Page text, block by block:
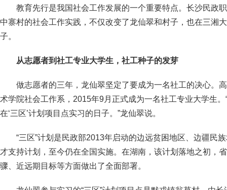
教育先行是我国社会工作发展的一个重要特点。长沙民政
中寨村的社会工作实践，不仅改变了龙仙翠和村子，也在三湘
子。
从志愿者到社工专业大学生，社工种子的发芽
做志愿者的三年，龙仙翠坚定了要成为一名社工的决心。
术学院社会工作系，2015年9月正式成为一名社工专业大学生
在‘三区’计划项目点实习的日子。”龙仙翠说。
“三区”计划是民政部2013年启动的边远贫困地区、边疆民
才支持计划，至今仍在全国实施。在湖南，该计划落地之初，
骤、近远期目标等方面做出了全面部署。